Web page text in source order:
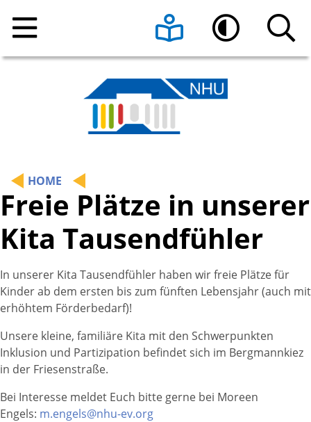
Anfahrt
Verein
Mitgestalten
Publikationen
Chronik
Mitgliedschaften
Förderer
Kultur und Nachbarschaft
Stadtteilarbeit und Freiwilliges Engagement
Bildung und Erziehung
Beschäftigung und Qualifizierung
Aktuelles
Rückblick Jubiläum 70 Jahre NHU
Impressionen aus dem Jubiläumsjahr
2025
Mitmachen
Jobs und Praktika
Freiwilliges Engagement
Spenden
Leichte Sprache
HOME
Freie Plätze in unserer
Kita Tausendfühler
In unserer Kita Tausendfühler haben wir freie Plätze für
Kinder ab dem ersten bis zum fünften Lebensjahr (auch mit
erhöhtem Förderbedarf)!
Unsere kleine, familiäre Kita mit den Schwerpunkten
Inklusion und Partizipation befindet sich im Bergmannkiez
in der Friesenstraße.
Bei Interesse meldet Euch bitte gerne bei Moreen
Engels: m.engels@nhu-ev.org